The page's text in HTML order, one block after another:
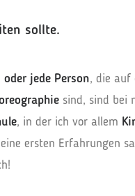
sollte.
jede Person, die auf
sind, sind bei
, in der ich vor allem
ersten Erfahrungen